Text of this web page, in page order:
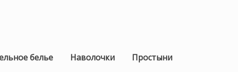
белье Наволочки
Простыни